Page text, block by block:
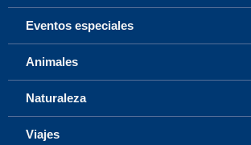
Eventos especiales
Animales
Naturaleza
Viajes